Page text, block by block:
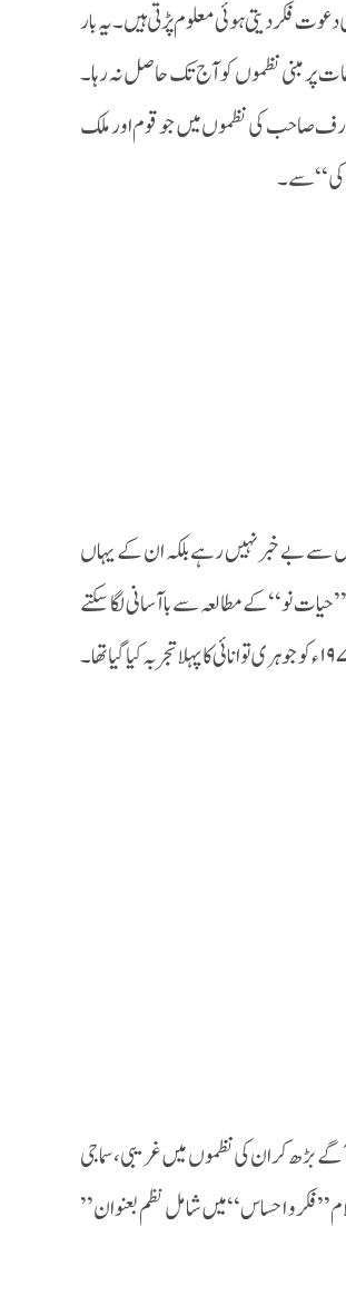
فکر دیتی ہوئی معلوم پڑتی ہیں۔ یہ بار
پر مبنی نظموں کو آج تک حاصل نہ رہا۔
صاحب کی نظموں میں جو قوم اور ملک
سے ۔
سے بے خبر نہیں رہے بلکہ ان کے یہاں
نو‘‘ کے مطالعہ سے با آسانی لگا سکتے
ہیں۔ یہ نظم موصوف نے اس وقت خلق کی جب (پوکرن) راجستھان میں حکومت ہند کی طرف سے سن۱۹۷۴ء کو جوہری توانائی کا پہلا تجربہ کیا گیا تھا۔
بڑھ کر ان کی نظموں میں غریبی ، سماجی
’’فکر و احساس‘‘ میں شامل نظم بعنوان’’